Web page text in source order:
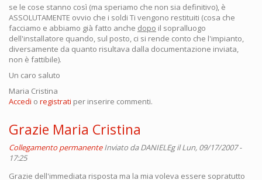
se le cose stanno così (ma speriamo che non sia definitivo), è
ASSOLUTAMENTE ovvio che i soldi Ti vengono restituiti (cosa che
facciamo e abbiamo già fatto anche dopo il sopralluogo
dell'installatore quando, sul posto, ci si rende conto che l'impianto,
diversamente da quanto risultava dalla documentazione inviata,
non è fattibile).
Un caro saluto
Maria Cristina
Accedi o registrati per inserire commenti.
Grazie Maria Cristina
Collegamento permanente Inviato daDANIELEgil Lun, 09/17/2007 -
17:25
Grazie dell'immediata risposta ma la mia voleva essere sopratutto